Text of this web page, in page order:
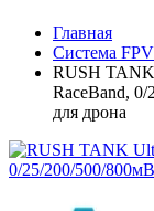
Главная
Система FPV
RUSH
RaceBand,
для дрона